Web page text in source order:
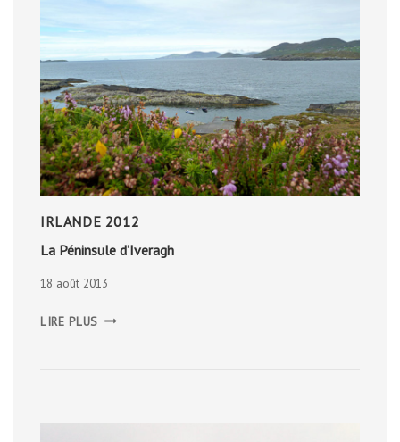
IRLANDE 2012
La Péninsule d’Iveragh
18 août 2013
LIRE PLUS PÉNINSULE